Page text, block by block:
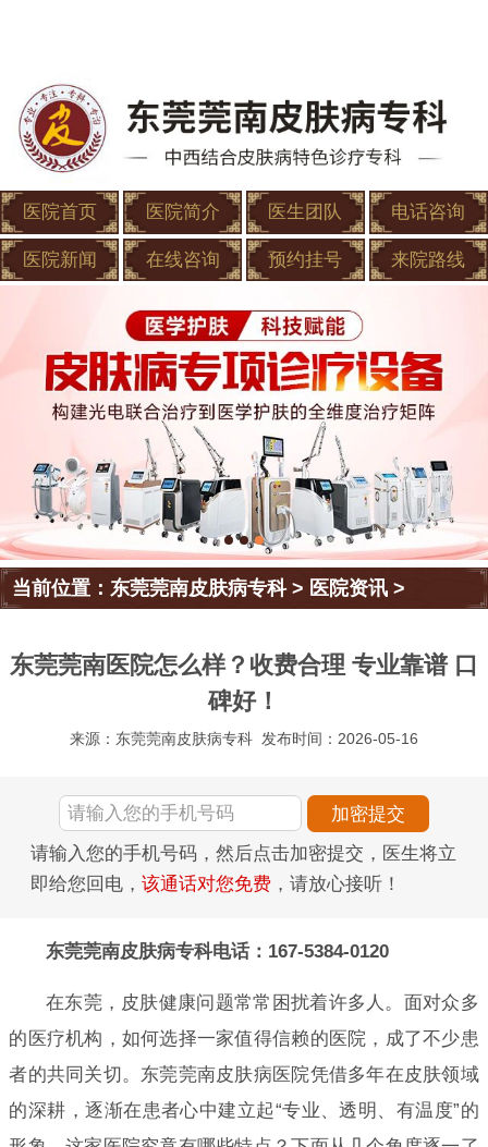
医院首页 医院简介 医生团队 电话咨询
医院新闻 在线咨询 预约挂号 来院路线
当前位置：东莞莞南皮肤病专科> 医院资讯 >
东莞莞南医院怎么样？收费合理 专业靠谱 口
碑好！
来源：东莞莞南皮肤病专科 发布时间：2026-05-16
请输入您的手机号码，然后点击加密提交，医生将立
即给您回电， 该通话对您免费 ，请放心接听！
东莞莞南皮肤病专科电话：167-5384-0120
在东莞，皮肤健康问题常常困扰着许多人。面对众多
的医疗机构，如何选择一家值得信赖的医院，成了不少患
者的共同关切。东莞莞南皮肤病医院凭借多年在皮肤领域
的深耕，逐渐在患者心中建立起“专业、透明、有温度”的